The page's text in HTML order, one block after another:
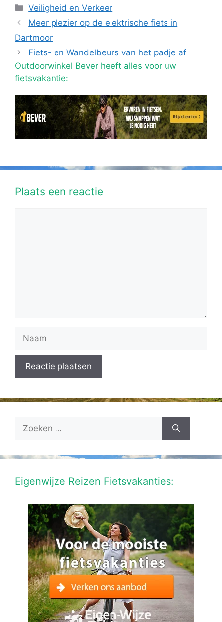
Categorieën
Veiligheid en Verkeer
Meer plezier op de elektrische fiets in
Dartmoor
Fiets- en Wandelbeurs van het padje af
Outdoorwinkel Bever heeft alles voor uw
fietsvakantie:
Plaats een reactie
Naam
Zoek
Eigenwijze Reizen Fietsvakanties: